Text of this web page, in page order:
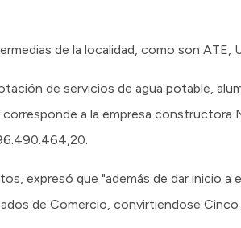
de la localidad, como son ATE,
de servicios de agua potable,
a la empresa constructora
expresó que "además de dar inicio a
de Comercio, convirtiendose